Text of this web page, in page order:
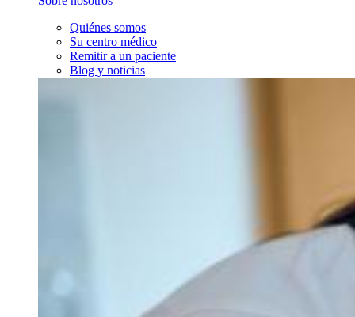
Quiénes somos
Su centro médico
Remitir a un paciente
Blog y noticias